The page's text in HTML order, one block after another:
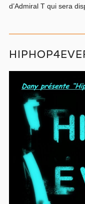
d’Admiral T qui sera